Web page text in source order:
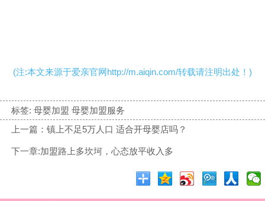
(注:本文来源于爱亲官网http://m.aiqin.com/转载请注明出处！)
标签: 母婴加盟 母婴加盟服务
上一篇：镇上不足5万人口 适合开母婴店吗？
下一章:加盟路上多坎坷，心态放平收入多